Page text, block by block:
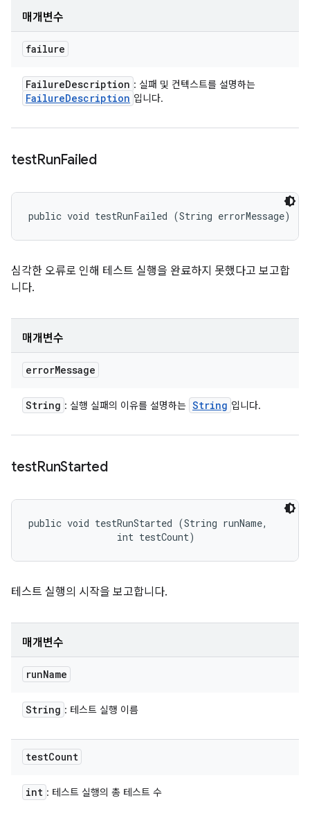
매개변수
failure
FailureDescription : 실패 및 컨텍스트를 설명하는
FailureDescription 입니다.
testRunFailed
public void testRunFailed (String errorMessage)
심각한 오류로 인해 테스트 실행을 완료하지 못했다고 보고합
니다.
매개변수
errorMessage
String : 실행 실패의 이유를 설명하는 String 입니다.
testRunStarted
public void testRunStarted (String runName,
                int testCount)
테스트 실행의 시작을 보고합니다.
매개변수
runName
String : 테스트 실행 이름
testCount
int : 테스트 실행의 총 테스트 수